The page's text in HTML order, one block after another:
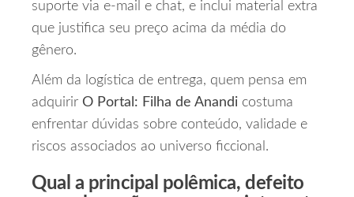
suporte via e‑mail e chat, e inclui material extra
que justifica seu preço acima da média do
gênero.
Além da logística de entrega, quem pensa em
adquirir O Portal: Filha de Anandi costuma
enfrentar dúvidas sobre conteúdo, validade e
riscos associados ao universo ficcional.
Qual a principal polêmica, defeito